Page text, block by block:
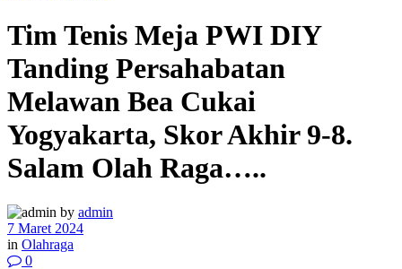
Tim Tenis Meja PWI DIY
Tanding Persahabatan
Melawan Bea Cukai
Yogyakarta, Skor Akhir 9-8.
Salam Olah Raga…..
by admin
7 Maret 2024
in Olahraga
0